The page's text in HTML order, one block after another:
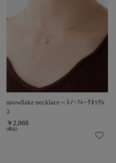
snowflake necklace～ｽﾉｰﾌﾚｰｸﾈｯｸﾚ
ｽ
￥2,068
(税込)